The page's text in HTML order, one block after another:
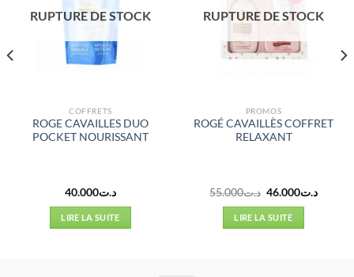
RUPTURE DE STOCK
COFFRETS
ROGE CAVAILLES DUO
POCKET NOURISSANT
د.ت40.000
LIRE LA SUITE
RUPTURE DE STOCK
PROMOS
ROGÉ CAVAILLÈS COFFRET
RELAXANT
د.ت55.000
Le
initial
était :
د.ت46.000
Le
LIRE LA SUITE